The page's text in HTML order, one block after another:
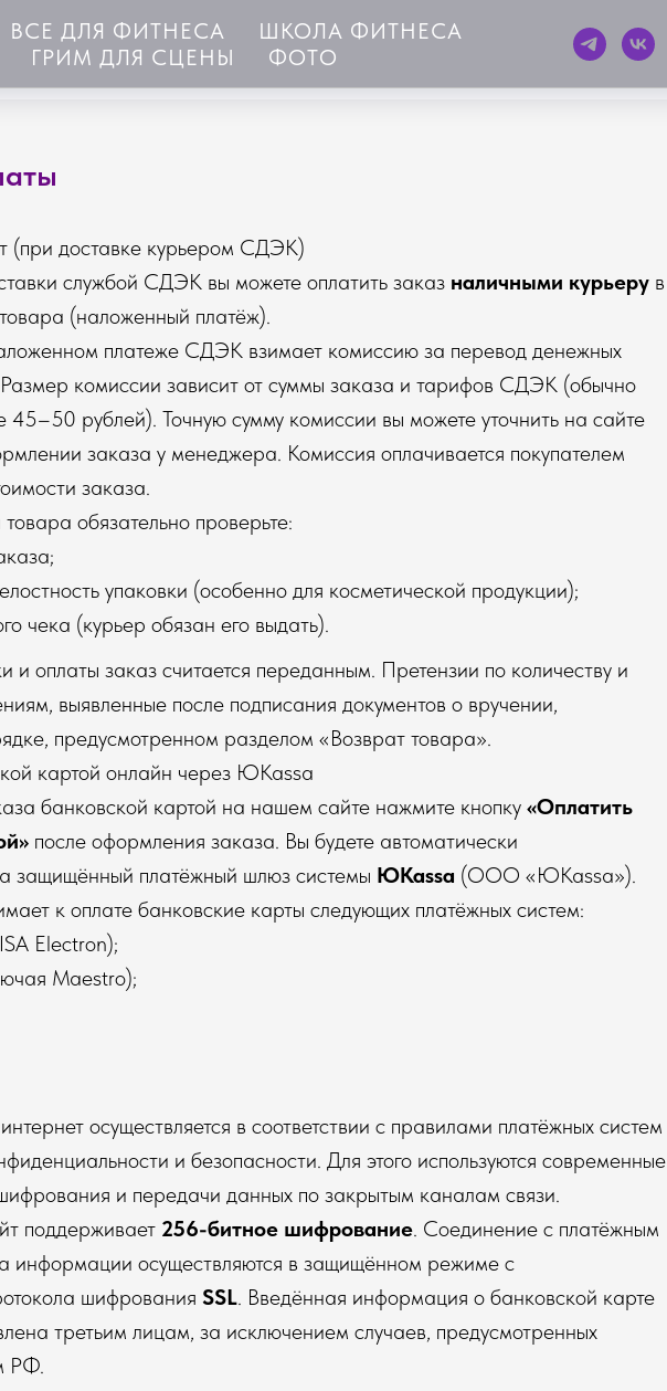
ВСЕ ДЛЯ ФИТНЕСА
ШКОЛА ФИТНЕСА
ГРИМ ДЛЯ СЦЕНЫ
ФОТО
(при доставке курьером СДЭК)
службой СДЭК вы можете оплатить заказ наличными курьеру в
(наложенный платёж).
платеже СДЭК взимает комиссию за перевод денежных
комиссии зависит от суммы заказа и тарифов СДЭК (обычно
рублей). Точную сумму комиссии вы можете уточнить на сайте
заказа у менеджера. Комиссия оплачивается покупателем
заказа.
обязательно проверьте:
упаковки (особенно для косметической продукции);
чека (курьер обязан его выдать).
и оплаты заказ считается переданным. Претензии по количеству и
выявленные после подписания документов о вручении,
предусмотренном разделом «Возврат товара».
картой онлайн через ЮKassa
банковской картой на нашем сайте нажмите кнопку «Оплатить
после оформления заказа. Вы будете автоматически
защищённый платёжный шлюз системы ЮKassa (ООО «ЮKassa»).
к оплате банковские карты следующих платёжных систем:
Electron);
Maestro);
осуществляется в соответствии с правилами платёжных систем
и безопасности. Для этого используются современные
и передачи данных по закрытым каналам связи.
поддерживает 256-битное шифрование. Соединение с платёжным
информации осуществляются в защищённом режиме с
шифрования SSL. Введённая информация о банковской карте
третьим лицам, за исключением случаев, предусмотренных
РФ.